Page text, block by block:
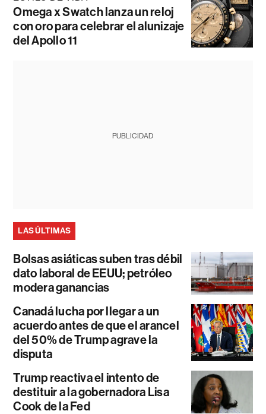
Omega x Swatch lanza un reloj
con oro para celebrar el alunizaje
del Apollo 11
PUBLICIDAD
LAS ÚLTIMAS
Bolsas asiáticas suben tras débil
dato laboral de EEUU; petróleo
modera ganancias
Canadá lucha por llegar a un
acuerdo antes de que el arancel
del 50% de Trump agrave la
disputa
Trump reactiva el intento de
destituir a la gobernadora Lisa
Cook de la Fed